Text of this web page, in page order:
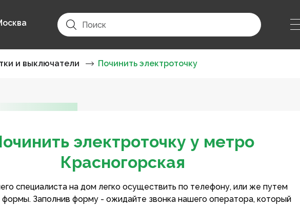
и выключатели Починить электроточку
электроточку у метро
Красногорская
специалиста на дом легко осуществить по телефону, или же путем
формы. Заполнив форму - ожидайте звонка нашего оператора, который